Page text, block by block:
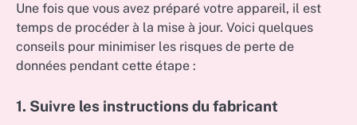
Une fois que vous avez préparé votre appareil, il est
temps de procéder à la mise à jour. Voici quelques
conseils pour minimiser les risques de perte de
données pendant cette étape :
1. Suivre les instructions du fabricant